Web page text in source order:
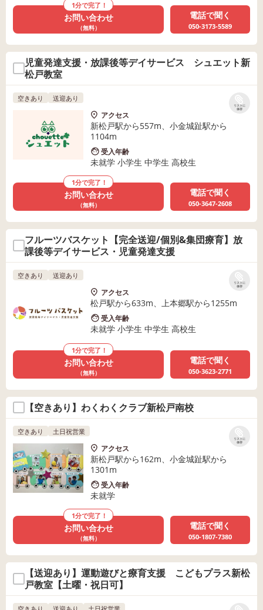
1分で完了！
お問い合わせ
（無料）
電話で聞く
050-3173-5589
児童発達支援・放課後等デイサービス シュエット新
松戸教室
リストに
保存
空きあり 送迎あり
アクセス
新松戸駅から557m、小金城趾駅から
1104m
受入年齢
未就学 小学生 中学生 高校生
1分で完了！
お問い合わせ
（無料）
電話で聞く
050-3647-2608
フルーツバスケット【完全送迎/個別&集団療育】放
課後等デイサービス・児童発達支援
リストに
保存
空きあり 送迎あり
アクセス
松戸駅から633m、上本郷駅から1255m
受入年齢
未就学 小学生 中学生 高校生
1分で完了！
お問い合わせ
（無料）
電話で聞く
050-3623-2771
【空きあり】わくわくクラブ新松戸南校
リストに
保存
空きあり 土日祝営業
アクセス
新松戸駅から162m、小金城趾駅から
1301m
受入年齢
未就学
1分で完了！
お問い合わせ
（無料）
電話で聞く
050-1807-7380
【送迎あり】運動遊びと療育支援 こどもプラス新松
戸教室【土曜・祝日可】